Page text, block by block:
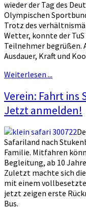
wieder der Tag des
Olympischen
Trotz des
Wetter, konnte der
Teilnehmer
Ausdauer, Kraft und
Weiterlesen ...
Verein: Fahrt ins
Jetzt anmelden!
Safariland nach
Familie. Mitfahren
Begleitung, ab 10
Zuletzt machte sich
mit einem
jetzt zeigen erste
Bus.